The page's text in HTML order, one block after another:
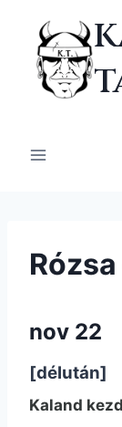
content
nov 22
[délután]
Kaland